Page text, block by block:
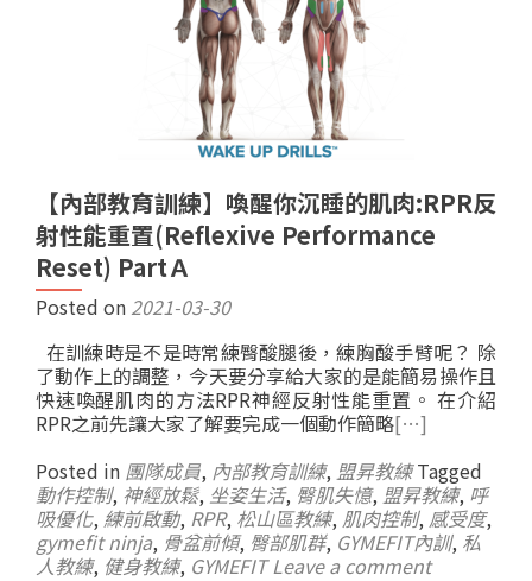
【內部教育訓練】喚醒你沉睡的肌肉:RPR反
射性能重置(Reflexive Performance
Reset) PartＡ
Posted on 2021-03-30
在訓練時是不是時常練臀酸腿後，練胸酸手臂呢？ 除
了動作上的調整，今天要分享給大家的是能簡易操作且
快速喚醒肌肉的方法RPR神經反射性能重置。 在介紹
RPR之前先讓大家了解要完成一個動作簡略[…]
Posted in 團隊成員, 內部教育訓練, 盟昇教練 Tagged
動作控制, 神經放鬆, 坐姿生活, 臀肌失憶, 盟昇教練, 呼
吸優化, 練前啟動, RPR, 松山區教練, 肌肉控制, 感受度,
gymefit ninja, 骨盆前傾, 臀部肌群, GYMEFIT內訓, 私
人教練, 健身教練, GYMEFIT Leave a comment